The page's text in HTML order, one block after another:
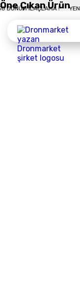
İLAÇLAMA ! YENI
Sepet Detayı
Öne Çıkan Ürün